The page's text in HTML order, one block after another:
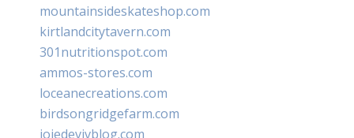
mountainsideskateshop.com
kirtlandcitytavern.com
301nutritionspot.com
ammos-stores.com
loceanecreations.com
birdsongridgefarm.com
joiedevivblog.com